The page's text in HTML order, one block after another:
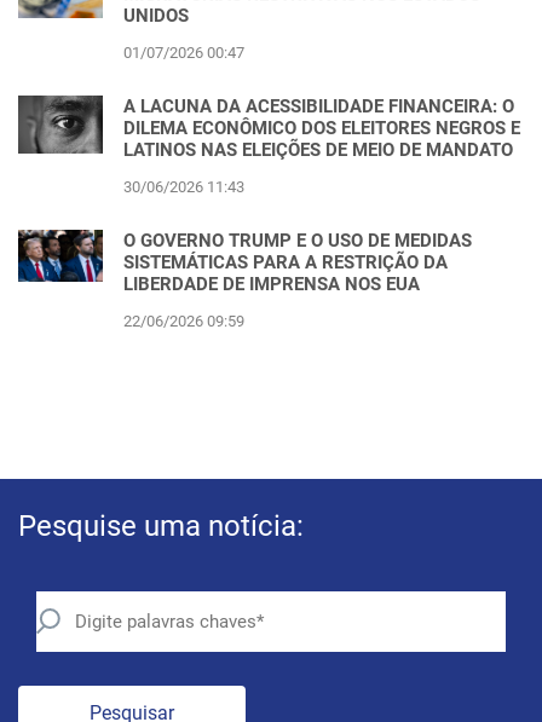
UNIDOS
01/07/2026 00:47
A LACUNA DA ACESSIBILIDADE FINANCEIRA: O
DILEMA ECONÔMICO DOS ELEITORES NEGROS E
LATINOS NAS ELEIÇÕES DE MEIO DE MANDATO
30/06/2026 11:43
O GOVERNO TRUMP E O USO DE MEDIDAS
SISTEMÁTICAS PARA A RESTRIÇÃO DA
LIBERDADE DE IMPRENSA NOS EUA
22/06/2026 09:59
Pesquise uma notícia:
Pesquisar